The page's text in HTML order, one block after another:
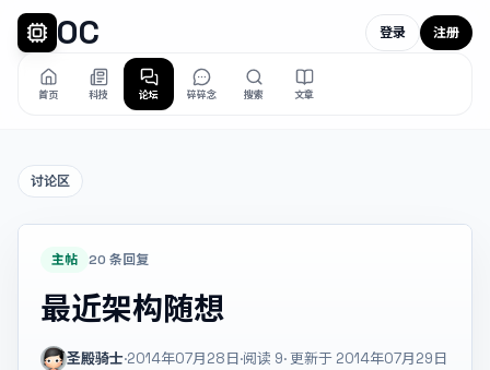
OC
首页 科技 论坛 碎碎念 搜索 文章
登录 注册
讨论区
主帖 20 条回复
最近架构随想
圣殿骑士·2014年07月28日·阅读 9· 更新于 2014年07月29日